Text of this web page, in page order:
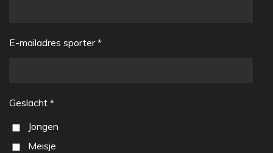
E-mailadres sporter *
Geslacht *
Jongen
Meisje